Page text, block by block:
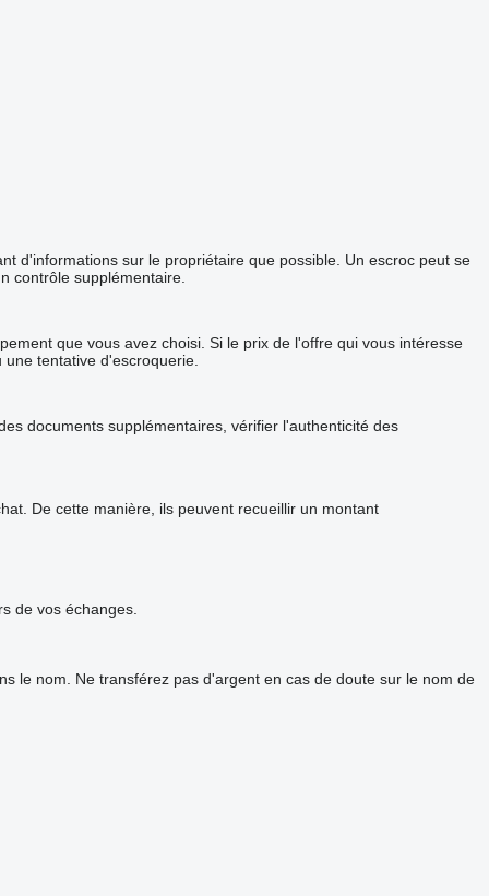
d'informations sur le propriétaire que possible. Un escroc peut se
contrôle supplémentaire.
que vous avez choisi. Si le prix de l'offre qui vous intéresse
tentative d'escroquerie.
documents supplémentaires, vérifier l'authenticité des
De cette manière, ils peuvent recueillir un montant
de vos échanges.
le nom. Ne transférez pas d'argent en cas de doute sur le nom de